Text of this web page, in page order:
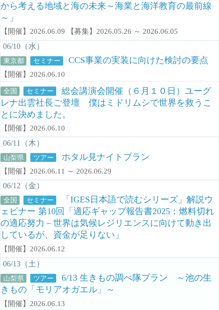
から考える地域と海の未来～海業と海洋教育の最前線
～」
【開催】2026.06.09 【募集】2026.05.26 ～ 2026.06.05
06/10（水）
東京都 セミナー CCS事業の実装に向けた検討の要点
【開催】2026.06.10
全国 セミナー
総会講演会開催（６月１０日）ユーグ
レナ出雲社長ご登壇 僕はミドリムシで世界を救うこ
とに決めました。
【開催】2026.06.10
06/11（木）
山梨県 ツアー ホタル見ナイトプラン
【開催】2026.06.11 ～ 2026.06.29
06/12（金）
全国 セミナー
「IGES日本語で読むシリーズ」解説ウ
ェビナー 第10回「適応ギャップ報告書2025：燃料切れ
の適応努力－世界は気候レジリエンスに向けて動き出
しているが、資金が足りない」
【開催】2026.06.12
06/13（土）
山梨県 ツアー
6/13 生きもの調べ隊プラン ～池の生
きもの「モリアオガエル」～
【開催】2026.06.13